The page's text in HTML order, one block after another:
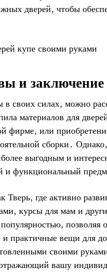
дверей‚ чтобы
и заключение
своих силах‚ можно
материалов для
фирме‚ или
сборки․
выгодным и
и функциональный
Тверь‚ где активно
курсы для мам и
популярностью‚
и практичные вещи для
своими
вашу